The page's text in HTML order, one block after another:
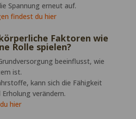
Spannung erneut auf.
findest du hier
Faktoren wie
Rolle spielen?
beeinflusst, wie
ist.
kann sich die Fähigkeit
verändern.
hier